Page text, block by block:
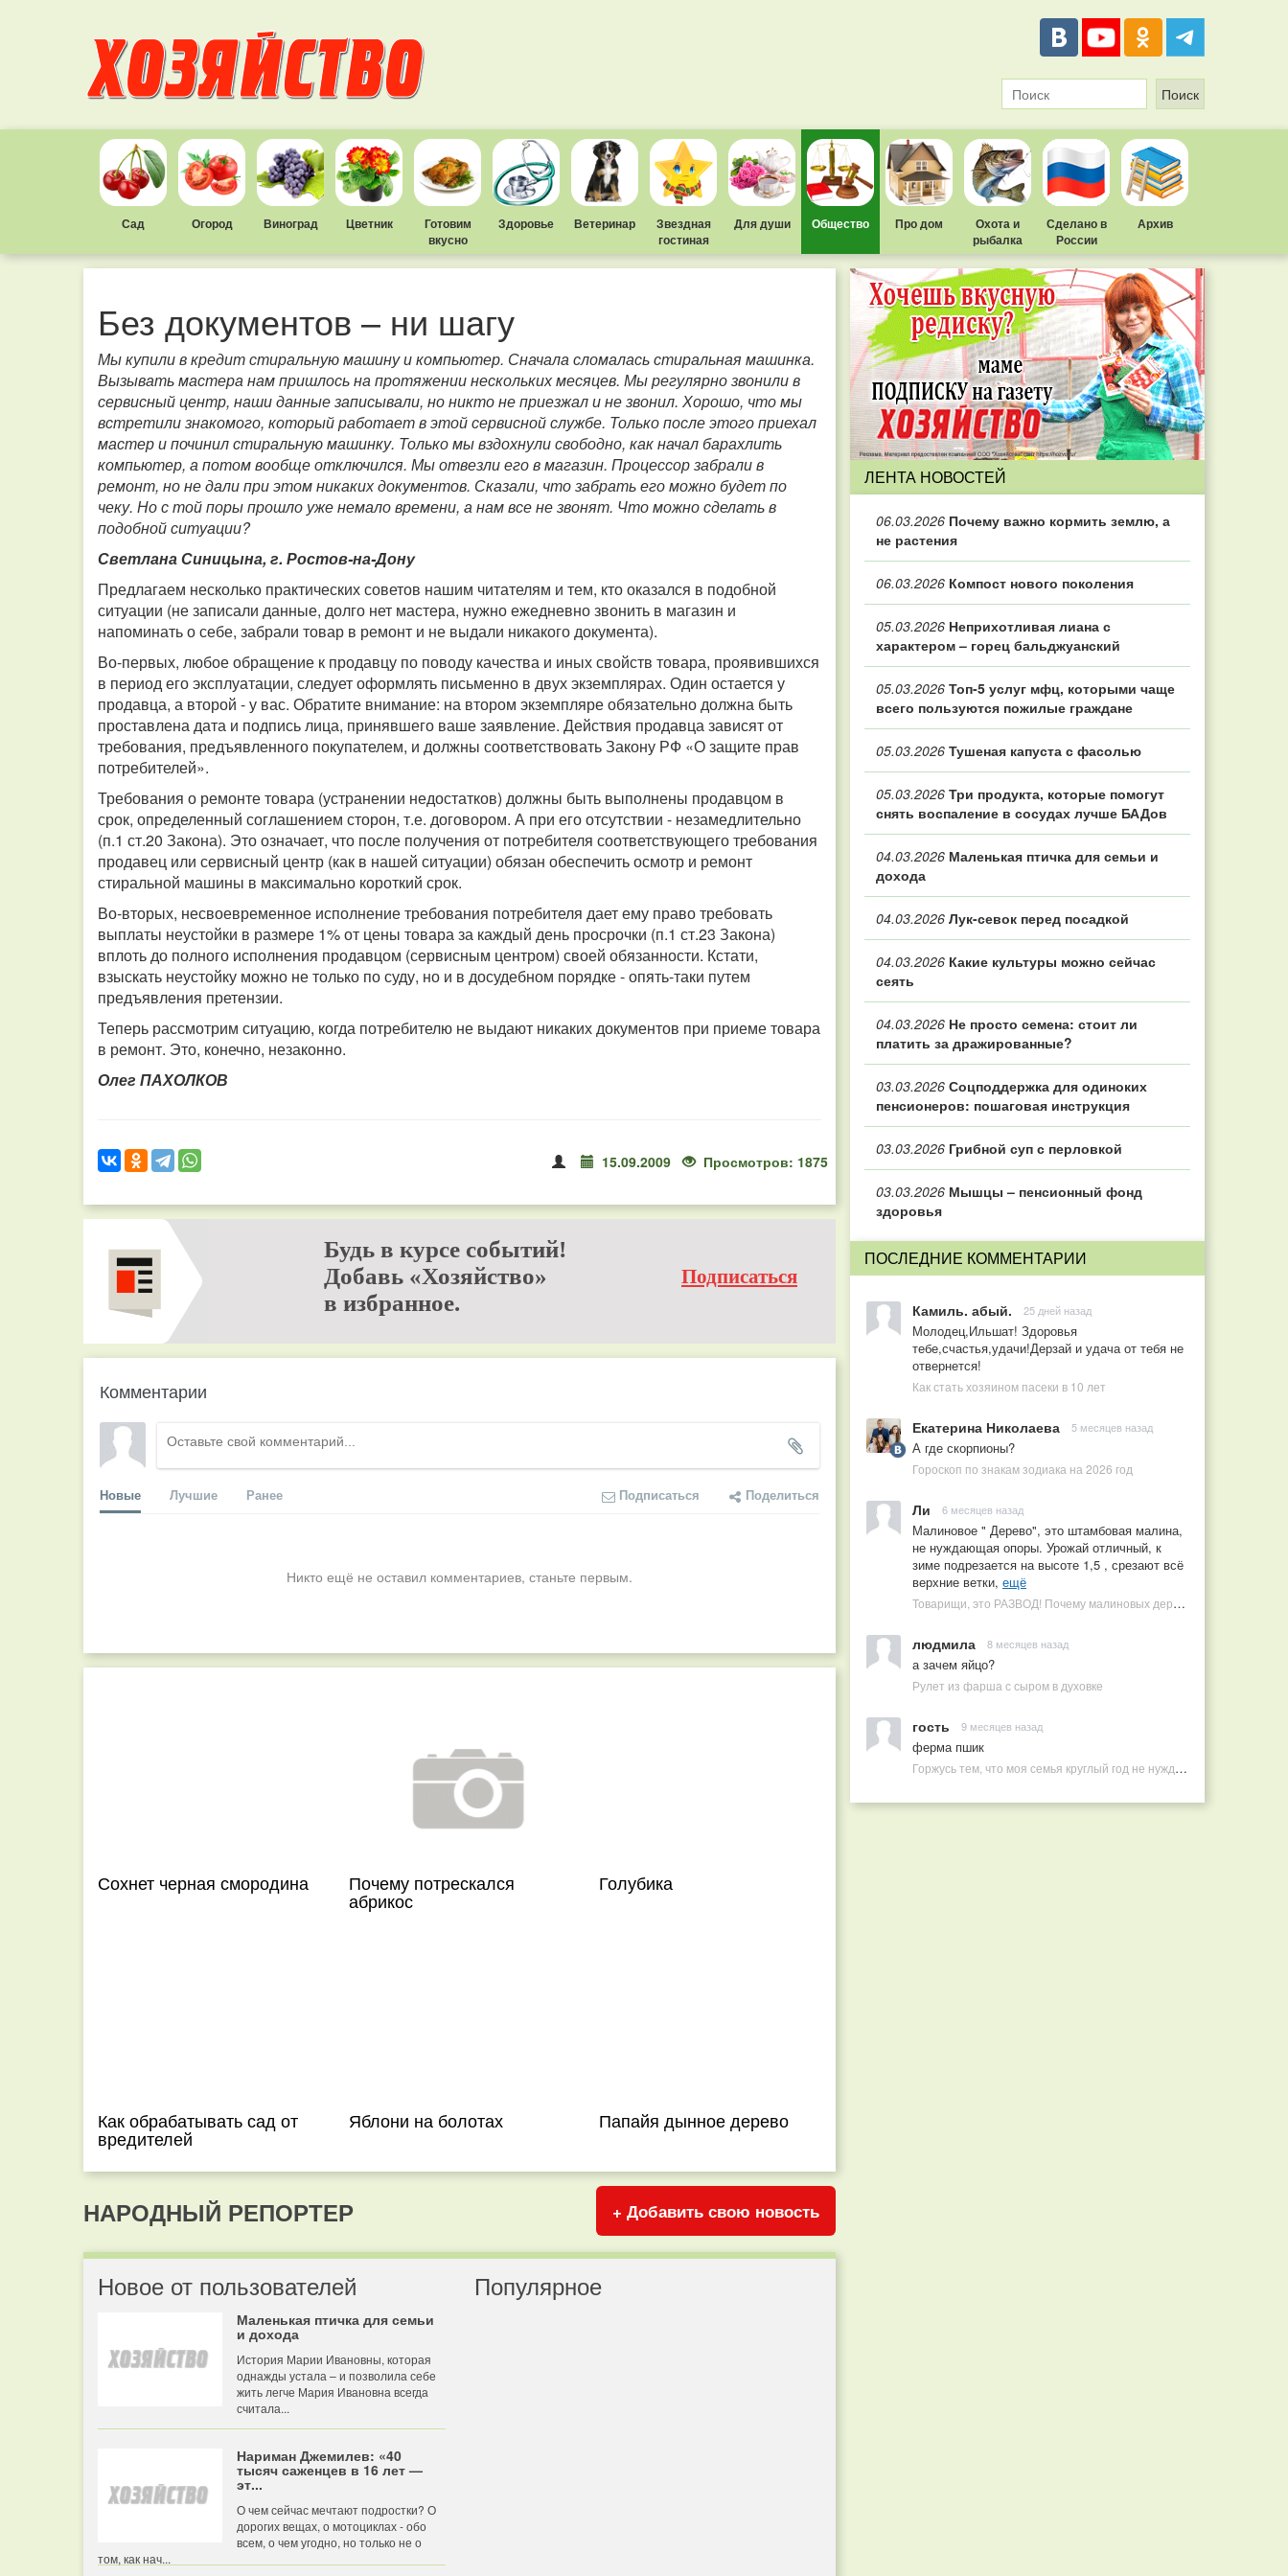
Сад Огород Виноград Цветник
Готовим
вкусно
Здоровье Ветеринар
Звездная
гостиная
Для души Общество Про дом
Охота и
рыбалка
Сделано в
России
Архив
Без документов – ни шагу
Мы купили в кредит стиральную машину и компьютер. Сначала сломалась стиральная машинка.
Вызывать мастера нам пришлось на протяжении нескольких месяцев. Мы регулярно звонили в
сервисный центр, наши данные записывали, но никто не приезжал и не звонил. Хорошо, что мы
встретили знакомого, который работает в этой сервисной службе. Только после этого приехал
мастер и починил стиральную машинку. Только мы вздохнули свободно, как начал барахлить
компьютер, а потом вообще отключился. Мы отвезли его в магазин. Процессор забрали в
ремонт, но не дали при этом никаких документов. Сказали, что забрать его можно будет по
чеку. Но с той поры прошло уже немало времени, а нам все не звонят. Что можно сделать в
подобной ситуации?
Светлана Синицына, г. Ростов-на-Дону
Предлагаем несколько практических советов нашим читателям и тем, кто оказался в подобной
ситуации (не записали данные, долго нет мастера, нужно ежедневно звонить в магазин и
напоминать о себе, забрали товар в ремонт и не выдали никакого документа).
Во-первых, любое обращение к продавцу по поводу качества и иных свойств товара, проявившихся
в период его эксплуатации, следует оформлять письменно в двух экземплярах. Один остается у
продавца, а второй - у вас. Обратите внимание: на втором экземпляре обязательно должна быть
проставлена дата и подпись лица, принявшего ваше заявление. Действия продавца зависят от
требования, предъявленного покупателем, и должны соответствовать Закону РФ «О защите прав
потребителей».
Требования о ремонте товара (устранении недостатков) должны быть выполнены продавцом в
срок, определенный соглашением сторон, т.е. договором. А при его отсутствии - незамедлительно
(п.1 ст.20 Закона). Это означает, что после получения от потребителя соответствующего требования
продавец или сервисный центр (как в нашей ситуации) обязан обеспечить осмотр и ремонт
стиральной машины в максимально короткий срок.
Во-вторых, несвоевременное исполнение требования потребителя дает ему право требовать
выплаты неустойки в размере 1% от цены товара за каждый день просрочки (п.1 ст.23 Закона)
вплоть до полного исполнения продавцом (сервисным центром) своей обязанности. Кстати,
взыскать неустойку можно не только по суду, но и в досудебном порядке - опять-таки путем
предъявления претензии.
Теперь рассмотрим ситуацию, когда потребителю не выдают никаких документов при приеме товара
в ремонт. Это, конечно, незаконно.
Олег ПАХОЛКОВ
15.09.2009 Просмотров: 1875
Будь в курсе событий!
Добавь «Хозяйство»
в избранное.
Подписаться
Комментарии
Новые Лучшие Ранее Подписаться Поделиться
Никто ещё не оставил комментариев, станьте первым.
Сохнет черная смородина Почему потрескался
абрикос
Голубика
Как обрабатывать сад от
вредителей
Яблони на болотах Папайя дынное дерево
НАРОДНЫЙ РЕПОРТЕР + Добавить свою новость
Новое от пользователей
Маленькая птичка для семьи
и дохода
История Марии Ивановны, которая
однажды устала – и позволила себе
жить легче Мария Ивановна всегда
считала...
Нариман Джемилев: «40
тысяч саженцев в 16 лет —
эт...
О чем сейчас мечтают подростки? О
дорогих вещах, о мотоциклах - обо
всем, о чем угодно, но только не о
том, как нач...
Популярное
ЛЕНТА НОВОСТЕЙ
06.03.2026 Почему важно кормить землю, а
не растения
06.03.2026 Компост нового поколения
05.03.2026 Неприхотливая лиана с
характером – горец бальджуанский
05.03.2026 Топ‑5 услуг мфц, которыми чаще
всего пользуются пожилые граждане
05.03.2026 Тушеная капуста с фасолью
05.03.2026 Три продукта, которые помогут
снять воспаление в сосудах лучше БАДов
04.03.2026 Маленькая птичка для семьи и
дохода
04.03.2026 Лук-севок перед посадкой
04.03.2026 Какие культуры можно сейчас
сеять
04.03.2026 Не просто семена: стоит ли
платить за дражированные?
03.03.2026 Соцподдержка для одиноких
пенсионеров: пошаговая инструкция
03.03.2026 Грибной суп с перловкой
03.03.2026 Мышцы – пенсионный фонд
здоровья
ПОСЛЕДНИЕ КОММЕНТАРИИ
Камиль. абый. 25 дней назад
Молодец,Ильшат! Здоровья
тебе,счастья,удачи!Дерзай и удача от тебя не
отвернется!
Как стать хозяином пасеки в 10 лет
Екатерина Николаева 5 месяцев назад
А где скорпионы?
Гороскоп по знакам зодиака на 2026 год
Ли 6 месяцев назад
Малиновое " Дерево", это штамбовая малина,
не нуждающая опоры. Урожай отличный, к
зиме подрезается на высоте 1,5 , срезают всё
верхние ветки, ещё
Товарищи, это РАЗВОД! Почему малиновых деревьев не бывает, или Как ушлые продавцы наживаются на мечтах садоводов
людмила 8 месяцев назад
а зачем яйцо?
Рулет из фарша с сыром в духовке
гость 9 месяцев назад
ферма пшик
Горжусь тем, что моя семья круглый год не нуждается в покупных витаминах